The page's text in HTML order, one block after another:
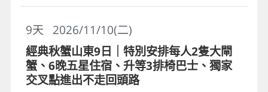
2026/11/10(二)
9天
經典秋蟹山東9日｜特別安排每人2隻大閘
蟹、6晚五星住宿、升等3排椅巴士、獨家
交叉點進出不走回頭路